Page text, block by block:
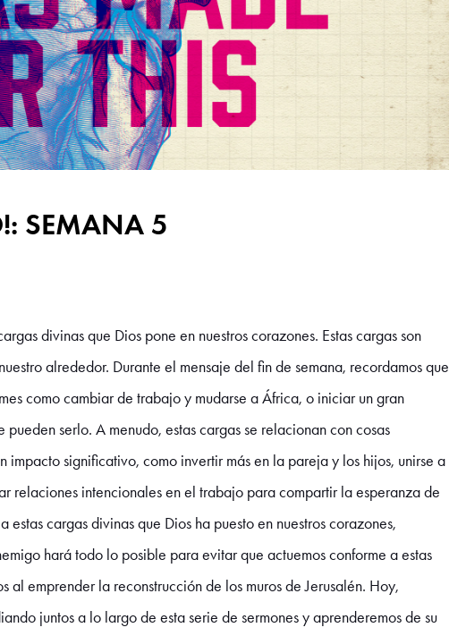
SEMANA 5
divinas que Dios pone en nuestros corazones. Estas cargas son
alrededor. Durante el mensaje del fin de semana, recordamos que
como cambiar de trabajo y mudarse a África, o iniciar un gran
serlo. A menudo, estas cargas se relacionan con cosas
significativo, como invertir más en la pareja y los hijos, unirse a
relaciones intencionales en el trabajo para compartir la esperanza de
cargas divinas que Dios ha puesto en nuestros corazones,
hará todo lo posible para evitar que actuemos conforme a estas
al emprender la reconstrucción de los muros de Jerusalén. Hoy,
juntos a lo largo de esta serie de sermones y aprenderemos de su